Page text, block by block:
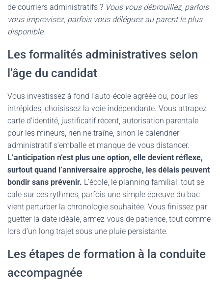
de courriers administratifs ? Vous vous débrouillez, parfois
vous improvisez, parfois vous déléguez au parent le plus
disponible.
Les formalités administratives selon
l’âge du candidat
Vous investissez à fond l’auto-école agréée ou, pour les
intrépides, choisissez la voie indépendante. Vous attrapez
carte d’identité, justificatif récent, autorisation parentale
pour les mineurs, rien ne traîne, sinon le calendrier
administratif s’emballe et manque de vous distancer.
L’anticipation n’est plus une option, elle devient réflexe,
surtout quand l’anniversaire approche, les délais peuvent
bondir sans prévenir. L’école, le planning familial, tout se
cale sur ces rythmes, parfois une simple épreuve du bac
vient perturber la chronologie souhaitée. Vous finissez par
guetter la date idéale, armez-vous de patience, tout comme
lors d’un long trajet sous une pluie persistante.
Les étapes de formation à la conduite
accompagnée